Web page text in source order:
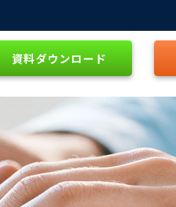
資料ダウンロード